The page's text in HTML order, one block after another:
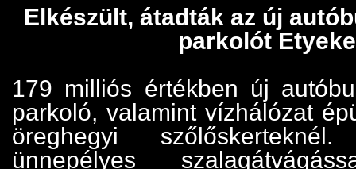
Elkészült, átadták az új
parkolót
179 milliós értékben új
parkoló, valamint vízhálózat
öreghegyi
ünnepélyes